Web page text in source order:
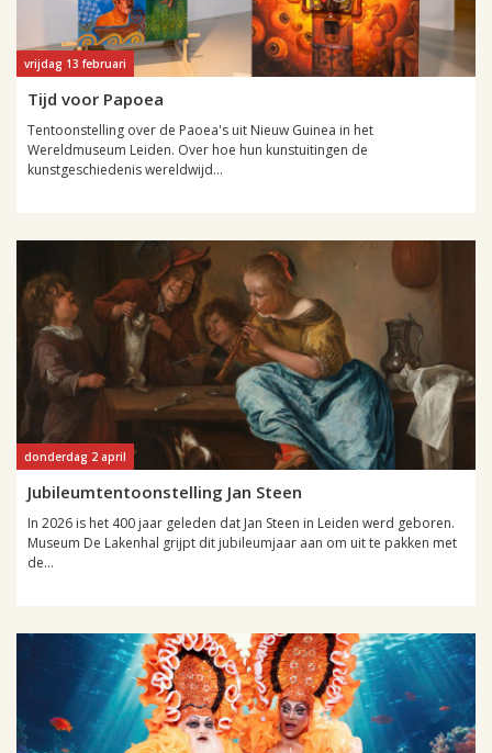
vrijdag 13 februari
Tijd voor Papoea
Tentoonstelling over de Paoea's uit Nieuw Guinea in het
Wereldmuseum Leiden. Over hoe hun kunstuitingen de
kunstgeschiedenis wereldwijd...
donderdag 2 april
Jubileumtentoonstelling Jan Steen
In 2026 is het 400 jaar geleden dat Jan Steen in Leiden werd geboren.
Museum De Lakenhal grijpt dit jubileumjaar aan om uit te pakken met
de...